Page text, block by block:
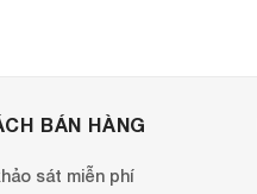
BÁN HÀNG
sát miễn phí